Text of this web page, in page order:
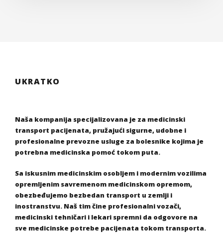
UKRATKO
Naša kompanija specijalizovana je za medicinski
transport pacijenata, pružajući sigurne, udobne i
profesionalne prevozne usluge za bolesnike kojima je
potrebna medicinska pomoć tokom puta.
Sa iskusnim medicinskim osobljem i modernim vozilima
opremljenim savremenom medicinskom opremom,
obezbeđujemo bezbedan transport u zemlji i
inostranstvu. Naš tim čine profesionalni vozači,
medicinski tehničari i lekari spremni da odgovore na
sve medicinske potrebe pacijenata tokom transporta.